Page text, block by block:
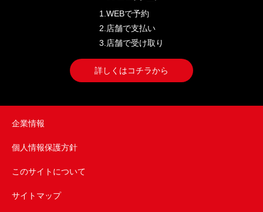
1.WEBで予約
2.店舗で支払い
3.店舗で受け取り
詳しくはコチラから
企業情報
個人情報保護方針
このサイトについて
サイトマップ